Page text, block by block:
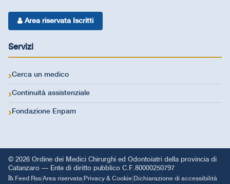
Area riservata Iscritti
Servizi
Cerca un medico
Continuità assistenziale
Fondazione Enpam
© 2026 Ordine dei Medici Chirurghi ed Odontoiatri della provincia di
Catanzaro — Ente di diritto pubblico C.F.80000250797
Feed Rss|Area riservata| Privacy & Cookie| Dichiarazione di accessibilità